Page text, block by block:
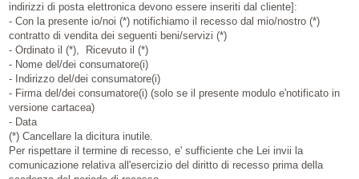
indirizzi di posta elettronica devono essere inseriti dal cliente]:
- Con la presente io/noi (*) notifichiamo il recesso dal mio/nostro (*)
contratto di vendita dei seguenti beni/servizi (*)
- Ordinato il (*), Ricevuto il (*)
- Nome del/dei consumatore(i)
- Indirizzo del/dei consumatore(i)
- Firma del/dei consumatore(i) (solo se il presente modulo e'notificato in
versione cartacea)
- Data
(*) Cancellare la dicitura inutile.
Per rispettare il termine di recesso, e' sufficiente che Lei invii la
comunicazione relativa all'esercizio del diritto di recesso prima della